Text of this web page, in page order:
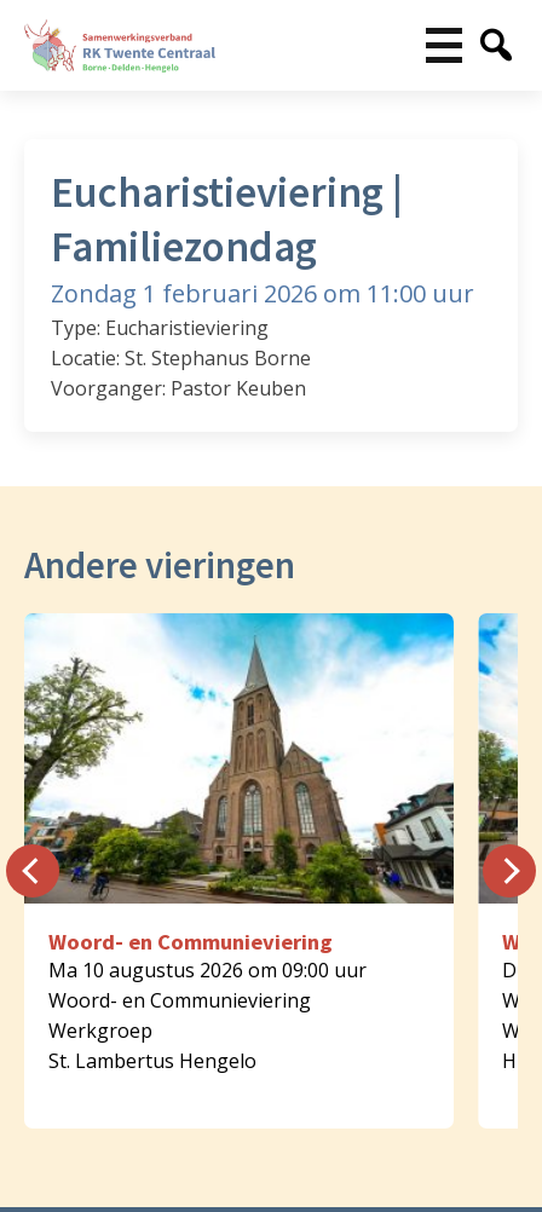
Eucharistieviering |
Familiezondag
Zondag 1 februari 2026 om 11:00 uur
Type: Eucharistieviering
Locatie: St. Stephanus Borne
Voorganger: Pastor Keuben
Andere vieringen
Woord- en Communieviering
Ma 10 augustus 2026 om 09:00 uur
Woord- en Communieviering
Werkgroep
St. Lambertus Hengelo
Di